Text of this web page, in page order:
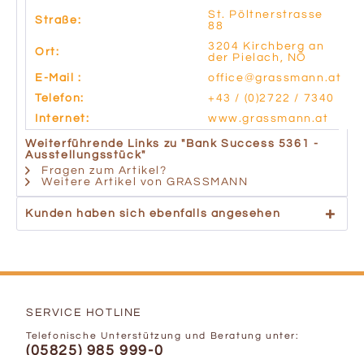
Straße:
St. Pöltnerstrasse
88
Ort:
3204 Kirchberg an
der Pielach, NÖ
E-Mail :
office@grassmann.at
Telefon:
+43 / (0)2722 / 7340
Internet:
www.grassmann.at
Weiterführende Links zu "Bank Success 5361 -
Ausstellungsstück"
Fragen zum Artikel?
Weitere Artikel von GRASSMANN
Kunden haben sich ebenfalls angesehen
SERVICE HOTLINE
Telefonische Unterstützung und Beratung unter:
(05825) 985 999-0